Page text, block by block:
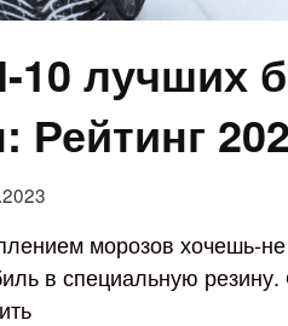
10 лучших
Рейтинг
морозов хочешь-
в специальную